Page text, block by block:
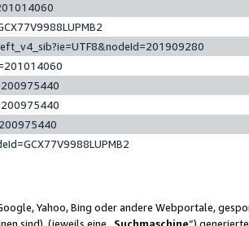
Yahoo, Bing oder andere Webportale,
sind), (jeweils eine „ Suchmaschine“)